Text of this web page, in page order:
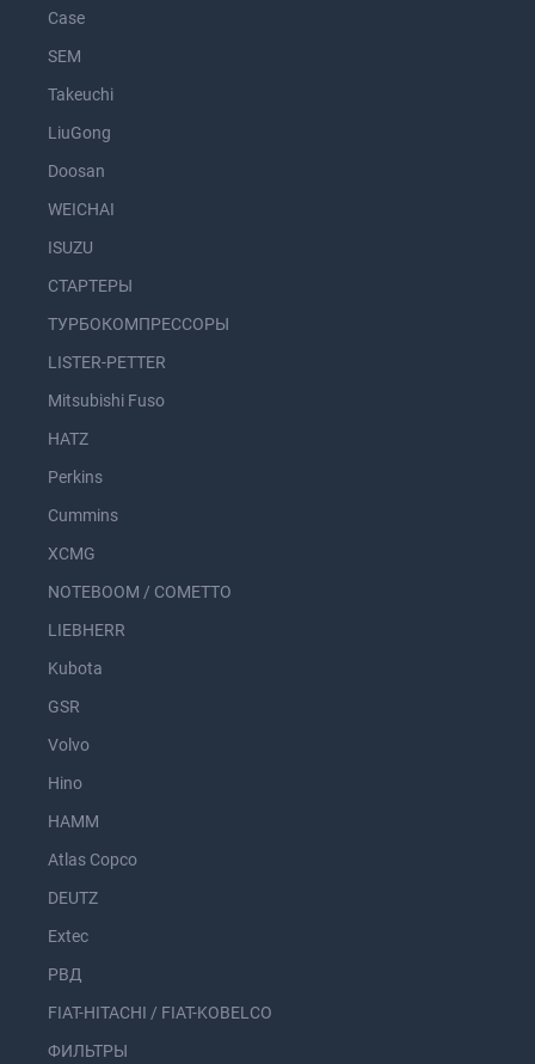
Case
SEM
Takeuchi
LiuGong
Doosan
WEICHAI
ISUZU
СТАРТЕРЫ
ТУРБОКОМПРЕССОРЫ
LISTER-PETTER
Mitsubishi Fuso
HATZ
Perkins
Cummins
XCMG
NOTEBOOM / COMETTO
LIEBHERR
Kubota
GSR
Volvo
Hino
HAMM
Atlas Copco
DEUTZ
Extec
РВД
FIAT-HITACHI / FIAT-KOBELCO
ФИЛЬТРЫ